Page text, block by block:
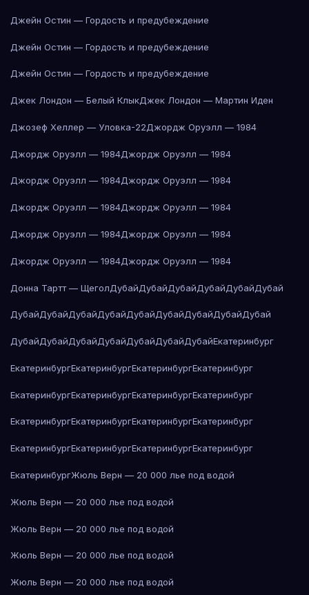
Джейн Остин — Гордость и предубеждение
Джейн Остин — Гордость и предубеждение
Джейн Остин — Гордость и предубеждение
Джек Лондон — Белый КлыкДжек Лондон — Мартин Иден
Джозеф Хеллер — Уловка-22Джордж Оруэлл — 1984
Джордж Оруэлл — 1984Джордж Оруэлл — 1984
Джордж Оруэлл — 1984Джордж Оруэлл — 1984
Джордж Оруэлл — 1984Джордж Оруэлл — 1984
Джордж Оруэлл — 1984Джордж Оруэлл — 1984
Джордж Оруэлл — 1984Джордж Оруэлл — 1984
Донна Тартт — ЩеголДубайДубайДубайДубайДубайДубай
ДубайДубайДубайДубайДубайДубайДубайДубайДубай
ДубайДубайДубайДубайДубайДубайДубайЕкатеринбург
ЕкатеринбургЕкатеринбургЕкатеринбургЕкатеринбург
ЕкатеринбургЕкатеринбургЕкатеринбургЕкатеринбург
ЕкатеринбургЕкатеринбургЕкатеринбургЕкатеринбург
ЕкатеринбургЕкатеринбургЕкатеринбургЕкатеринбург
ЕкатеринбургЖюль Верн — 20 000 лье под водой
Жюль Верн — 20 000 лье под водой
Жюль Верн — 20 000 лье под водой
Жюль Верн — 20 000 лье под водой
Жюль Верн — 20 000 лье под водой